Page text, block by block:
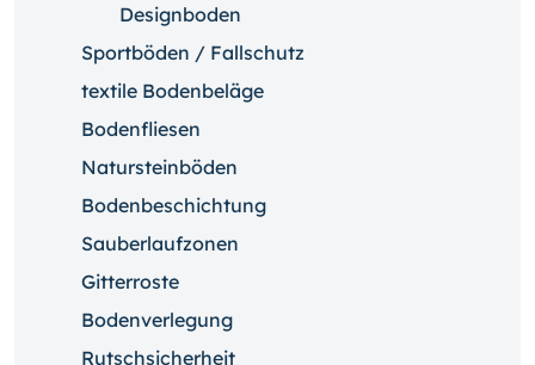
Designboden
Sportböden / Fallschutz
textile Bodenbeläge
Bodenfliesen
Natursteinböden
Bodenbeschichtung
Sauberlaufzonen
Gitterroste
Bodenverlegung
Rutschsicherheit